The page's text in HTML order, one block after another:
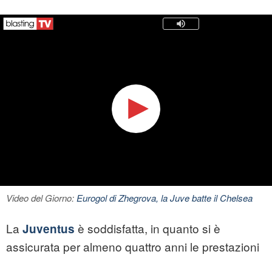
Video del Giorno:Eurogol di Zhegrova, la Juve batte il Chelsea
La Juventus è soddisfatta, in quanto si è
assicurata per almeno quattro anni le prestazioni